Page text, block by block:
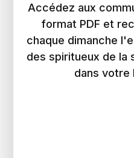
Accédez aux
format PDF et
chaque dimanche
des spiritueux de la
dans votre